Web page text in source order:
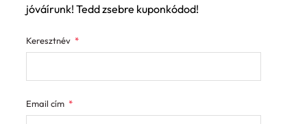
jóváírunk! Tedd zsebre kuponkódod!
Keresztnév
Email cím